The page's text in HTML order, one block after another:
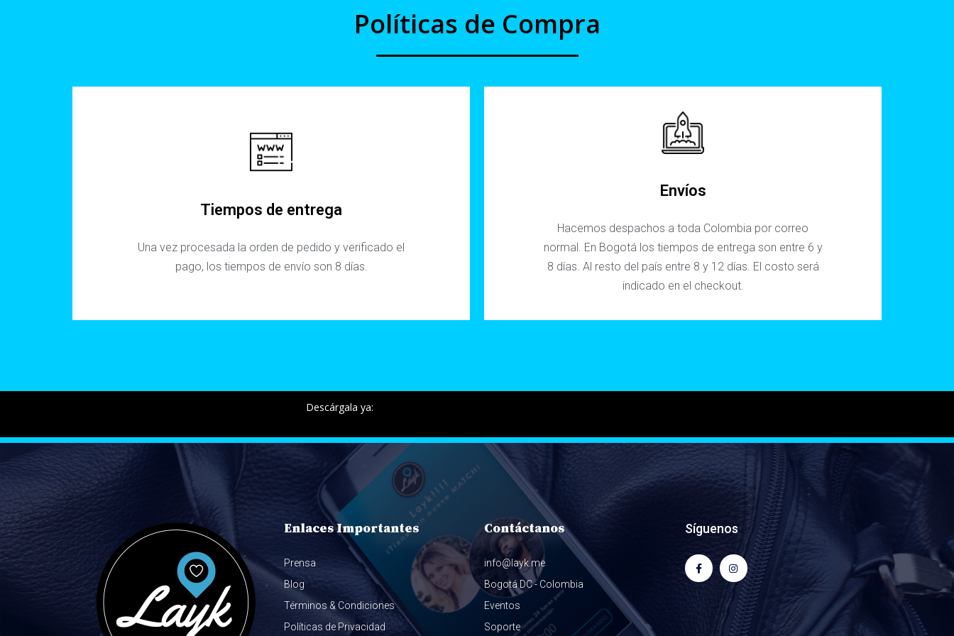
Políticas de Compra
Tiempos de entrega
Una vez procesada la orden de pedido y verificado el
pago, los tiempos de envío son 8 días.
Envíos
Hacemos despachos a toda Colombia por correo
normal. En Bogotá los tiempos de entrega son entre 6 y
8 días. Al resto del país entre 8 y 12 días. El costo será
indicado en el checkout.
Descárgala ya:
Enlaces Importantes
Prensa
Blog
Términos & Condiciones
Políticas de Privacidad
Contáctanos
info@layk.me
Bogotá DC - Colombia
Eventos
Soporte
Síguenos